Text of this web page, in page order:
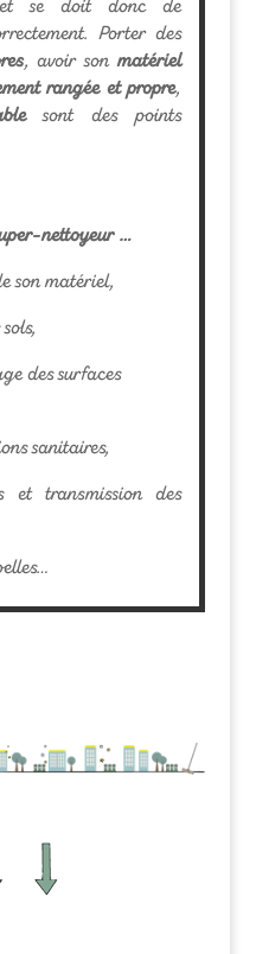
et se doit donc de
Porter des
, avoir sonmatériel
rangée et propre,
sont des points
nettoyeur …
son matériel,
des surfaces
sanitaires,
et transmission des